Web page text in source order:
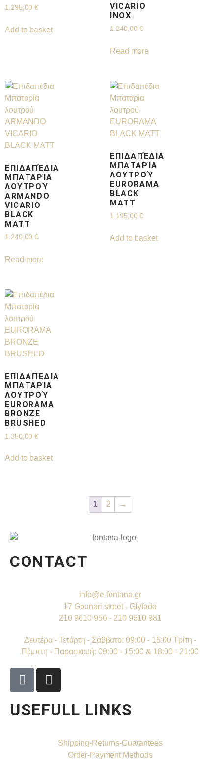
1.295,00 €
Add to basket
VICARIO
INOX
1.240,00 €
Read more
ΕΠΙΔΑΠΈΔΙΑ
ΜΠΑΤΑΡΊΑ
ΛΟΥΤΡΟΎ
ARMANDO
VICARIO
BLACK
MATT
1.240,00 €
Read more
ΕΠΙΔΑΠΈΔΙΑ
ΜΠΑΤΑΡΊΑ
ΛΟΥΤΡΟΎ
EURORAMA
BLACK
MATT
1.195,00 €
Add to basket
ΕΠΙΔΑΠΈΔΙΑ
ΜΠΑΤΑΡΊΑ
ΛΟΥΤΡΟΎ
EURORAMA
BRONZE
BRUSHED
1.350,00 €
Add to basket
1 2 →
CONTACT
info@e-fontana.gr
17 Gounari street - Glyfada
210 9610 956 - 210 9610 981
Δευτέρα - Τετάρτη - Σάββατο: 09:00 - 15:00 Τρίτη -
Πέμπτη - Παρασκευή: 09:00 - 15:00 & 18:00 - 21:00
USEFULL LINKS
Shipping-Returns-Guarantees
Order-Payment Methods